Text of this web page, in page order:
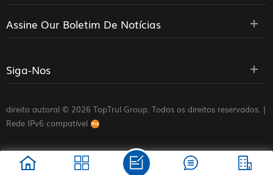
Assine Our Boletim De Notícias
Siga-Nos
direito autoral © 2026 TopTrul Group. Todos os direitos reservados. |
Rede IPv6 compatível